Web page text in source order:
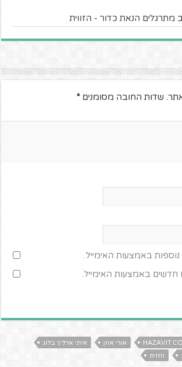
מתרגלים הנאת כדור - הזווית
שדות החובה מסומנים*
נוספות באמצעות האימייל.
חדשים באמצעות האימייל.
אורי אוזן
איתי ארליך בלוג
הזוית